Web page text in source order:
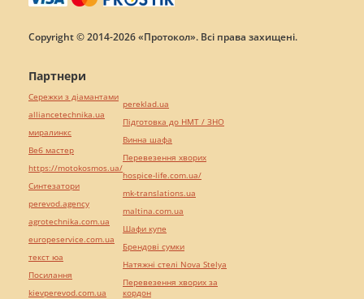
Copyright © 2014-2026 «Протокол». Всі права захищені.
Партнери
Сережки з діамантами
alliancetechnika.ua
миралинкс
Веб мастер
https://motokosmos.ua/
Синтезатори
perevod.agency
agrotechnika.com.ua
europeservice.com.ua
текст юа
Посилання
kievperevod.com.ua
pereklad.ua
Підготовка до НМТ / ЗНО
Винна шафа
Перевезення хворих
hospice-life.com.ua/
mk-translations.ua
maltina.com.ua
Шафи купе
Брендові сумки
Натяжні стелі Nova Stelya
Перевезення хворих за
кордон